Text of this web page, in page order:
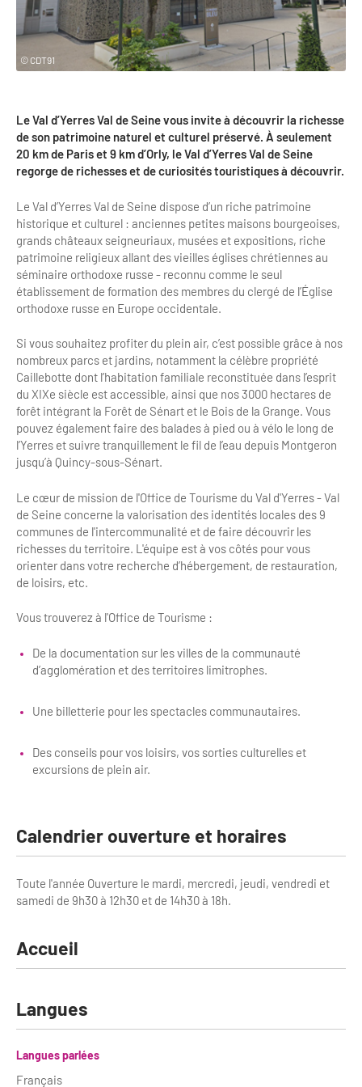
Clientèles lointaines
Clientèles spécifiques
Etudes thématiques
Dispositifs d'enquêtes
Chiffres Annuels
Chiffres clés de la destination
Repères annuel
La liste des OT d'Île-de-France
Formations
Mode d'emploi formations
Formations OT
Ateliers
Matinales
Webinaires
E-learning
Bilan des actions de professionnalisation
Améliorer l’expérience de vos visiteurs
Besoins et attentes des visiteurs
Partage d'expériences professionnelles
Labels, Certifications et Normes
Accessibilité
Tourisme & Handicap
Se former et s'informer à l'Accessibilité
Comment se rendre accessible?
Annuaire accessibilité
Le Label Villes et Villages Fleuris
S'investir dans le label
L'organisation des visites
Restaurants impressionnistes
Hébergements impressionnistes
Offre de la destination
Activités
Croisiéristes/Bateaux
Parcs d’attractions et animaliers
Cabarets et casino
Expériences et visites
Grands magasins et outlets
Golfs
City Tours
Incentive et team building
Agences Réceptives et évènementielles
Guides et interprètes
Services, Wifi, cartes
Destination Groupes
Inscription à la newsletter
Grands Evènements
© CDT91
Le Val d’Yerres Val de Seine vous invite à découvrir la richesse
de son patrimoine naturel et culturel préservé. À seulement
20 km de Paris et 9 km d’Orly, le Val d’Yerres Val de Seine
regorge de richesses et de curiosités touristiques à découvrir.
Le Val d’Yerres Val de Seine dispose d’un riche patrimoine
historique et culturel : anciennes petites maisons bourgeoises,
grands châteaux seigneuriaux, musées et expositions, riche
patrimoine religieux allant des vieilles églises chrétiennes au
séminaire orthodoxe russe - reconnu comme le seul
établissement de formation des membres du clergé de l’Église
orthodoxe russe en Europe occidentale.
Si vous souhaitez profiter du plein air, c’est possible grâce à nos
nombreux parcs et jardins, notamment la célèbre propriété
Caillebotte dont l’habitation familiale reconstituée dans l’esprit
du XIXe siècle est accessible, ainsi que nos 3000 hectares de
forêt intégrant la Forêt de Sénart et le Bois de la Grange. Vous
pouvez également faire des balades à pied ou à vélo le long de
l’Yerres et suivre tranquillement le fil de l’eau depuis Montgeron
jusqu’à Quincy-sous-Sénart.
Le cœur de mission de l'Office de Tourisme du Val d'Yerres - Val
de Seine concerne la valorisation des identités locales des 9
communes de l'intercommunalité et de faire découvrir les
richesses du territoire. L'équipe est à vos côtés pour vous
orienter dans votre recherche d’hébergement, de restauration,
de loisirs, etc.
Vous trouverez à l'Office de Tourisme :
De la documentation sur les villes de la communauté
d’agglomération et des territoires limitrophes.
Une billetterie pour les spectacles communautaires.
Des conseils pour vos loisirs, vos sorties culturelles et
excursions de plein air.
Calendrier ouverture et horaires
Toute l'année Ouverture le mardi, mercredi, jeudi, vendredi et
samedi de 9h30 à 12h30 et de 14h30 à 18h.
Accueil
Langues
Langues parlées
Français